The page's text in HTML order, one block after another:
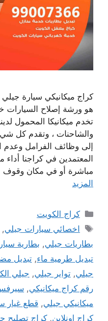
كراج ميكانيكي سيارة
هو ورشة إصلاح السيارات
تخدم ميكانيكا المحمول
والشاحنات ، وتقدم كل
إلى وظائف الفرامل وعدم
المعتمدين في كراجنا
مباشرة أو في مكان وقوف
المزيد
التصنيفات
كراج الكويت
الوسوم
اخصائي سيارات جيلي,
بطاريات جيلي, بطارية
تبديل طرمية ماء, تبديل
جيلي, تواير جيلي, جيلي
رقم كراج ميكانيكي,
ميكانيكي جيلي, قطع غيار
كراج اونلاين, كراج تصليح